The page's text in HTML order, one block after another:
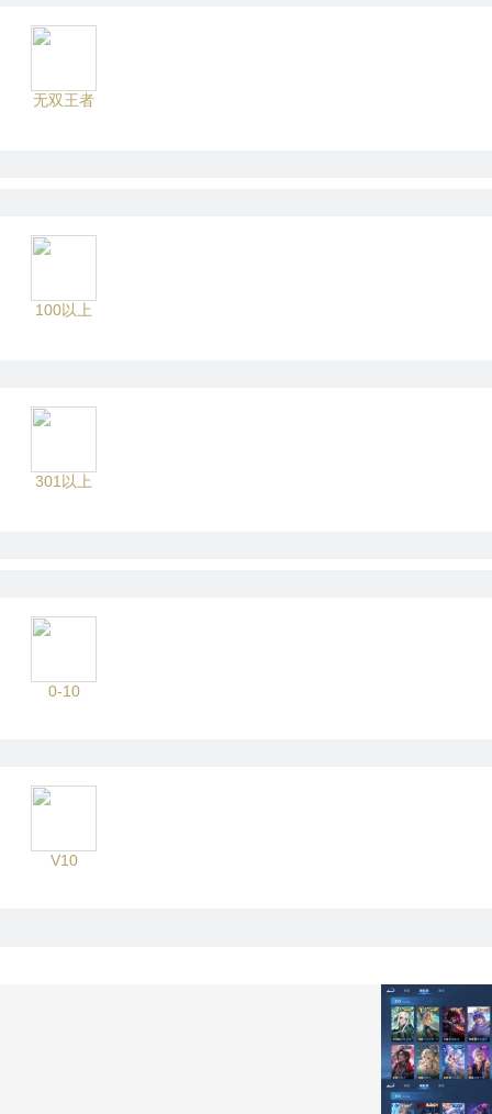
无双王者
100以上
301以上
0-10
V10